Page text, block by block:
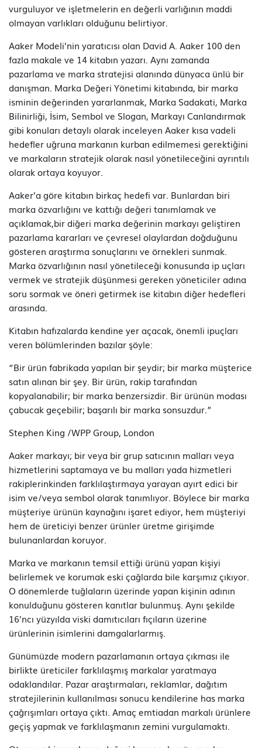
vurguluyor ve işletmelerin en değerli varlığının maddi
olmayan varlıkları olduğunu belirtiyor.
Aaker Modeli’nin yaratıcısı olan David A. Aaker 100 den
fazla makale ve 14 kitabın yazarı. Aynı zamanda
pazarlama ve marka stratejisi alanında dünyaca ünlü bir
danışman. Marka Değeri Yönetimi kitabında, bir marka
isminin değerinden yararlanmak, Marka Sadakati, Marka
Bilinirliği, İsim, Sembol ve Slogan, Markayı Canlandırmak
gibi konuları detaylı olarak inceleyen Aaker kısa vadeli
hedefler uğruna markanın kurban edilmemesi gerektiğini
ve markaların stratejik olarak nasıl yönetileceğini ayrıntılı
olarak ortaya koyuyor.
Aaker’a göre kitabın birkaç hedefi var. Bunlardan biri
marka özvarlığını ve kattığı değeri tanımlamak ve
açıklamak,bir diğeri marka değerinin markayı geliştiren
pazarlama kararları ve çevresel olaylardan doğduğunu
gösteren araştırma sonuçlarını ve örnekleri sunmak.
Marka özvarlığının nasıl yönetileceği konusunda ip uçları
vermek ve stratejik düşünmesi gereken yöneticiler adına
soru sormak ve öneri getirmek ise kitabın diğer hedefleri
arasında.
Kitabın hafızalarda kendine yer açacak, önemli ipuçları
veren bölümlerinden bazılar şöyle:
“Bir ürün fabrikada yapılan bir şeydir; bir marka müşterice
satın alınan bir şey. Bir ürün, rakip tarafından
kopyalanabilir; bir marka benzersizdir. Bir ürünün modası
çabucak geçebilir; başarılı bir marka sonsuzdur.”
Stephen King /WPP Group, London
Aaker markayı; bir veya bir grup satıcının malları veya
hizmetlerini saptamaya ve bu malları yada hizmetleri
rakiplerinkinden farklılaştırmaya yarayan ayırt edici bir
isim ve/veya sembol olarak tanımlıyor. Böylece bir marka
müşteriye ürünün kaynağını işaret ediyor, hem müşteriyi
hem de üreticiyi benzer ürünler üretme girişimde
bulunanlardan koruyor.
Marka ve markanın temsil ettiği ürünü yapan kişiyi
belirlemek ve korumak eski çağlarda bile karşımız çıkıyor.
O dönemlerde tuğlaların üzerinde yapan kişinin adının
konulduğunu gösteren kanıtlar bulunmuş. Aynı şekilde
16’ncı yüzyılda viski damıtıcıları fıçıların üzerine
ürünlerinin isimlerini damgalarlarmış.
Günümüzde modern pazarlamanın ortaya çıkması ile
birlikte üreticiler farklılaşmış markalar yaratmaya
odaklandılar. Pazar araştırmaları, reklamlar, dağıtım
stratejilerinin kullanılması sonucu kendilerine has marka
çağrışımları ortaya çıktı. Amaç emtiadan markalı ürünlere
geçiş yapmak ve farklılaşmanın zemini vurgulamaktı.